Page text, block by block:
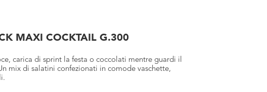
MAXI COCKTAIL G.300
carica di sprint la festa o coccolati mentre guardi il
mix di salatini confezionati in comode vaschette,